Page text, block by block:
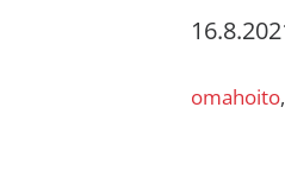
omahoito,